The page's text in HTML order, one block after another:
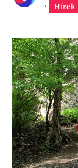
·
Hírek